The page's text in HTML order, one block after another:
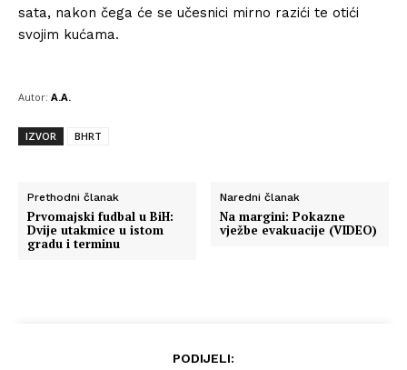
sata, nakon čega će se učesnici mirno razići te otići
svojim kućama.
Autor: A.A.
IZVOR BHRT
Prethodni članak
Prvomajski fudbal u BiH:
Dvije utakmice u istom
gradu i terminu
Naredni članak
Na margini: Pokazne
vježbe evakuacije (VIDEO)
PODIJELI: